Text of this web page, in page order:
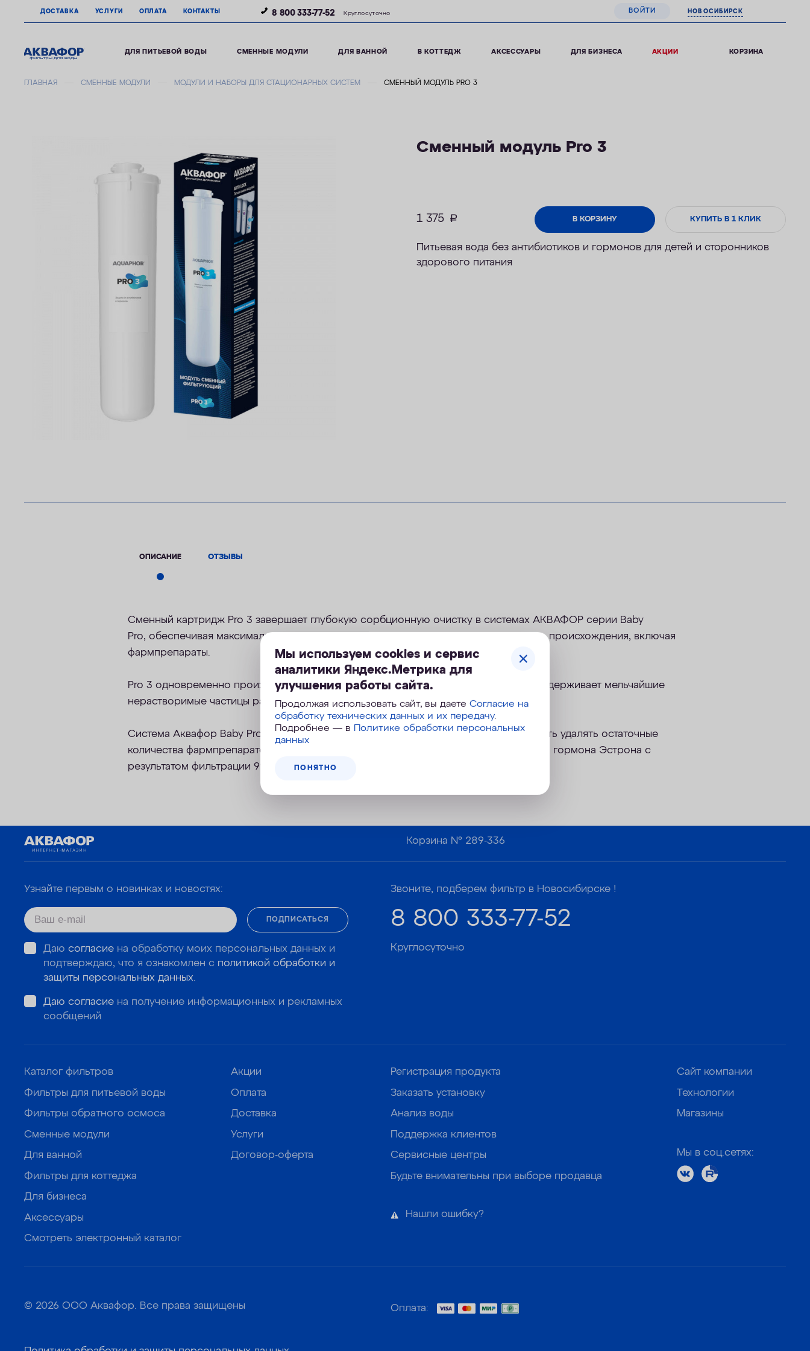
ДОСТАВКА УСЛУГИ ОПЛАТА КОНТАКТЫ 8 800 333-77-52 Круглосуточно ВОЙТИ НОВОСИБИРСК
ДЛЯ ПИТЬЕВОЙ ВОДЫ СМЕННЫЕ МОДУЛИ ДЛЯ ВАННОЙ В КОТТЕДЖ АКСЕССУАРЫ ДЛЯ БИЗНЕСА АКЦИИ КОРЗИНА
ГЛАВНАЯ СМЕННЫЕ МОДУЛИ МОДУЛИ И НАБОРЫ ДЛЯ СТАЦИОНАРНЫХ СИСТЕМ СМЕННЫЙ МОДУЛЬ PRO 3
Сменный модуль Pro 3
1 375 руб. В КОРЗИНУ КУПИТЬ В 1 КЛИК
Питьевая вода без антибиотиков и гормоновдля детей и сторонников
здорового питания
ОПИСАНИЕ ОТЗЫВЫ
Сменный картридж Pro 3 завершает глубокую сорбционную очистку в системах АКВАФОР серии Baby
Pro, обеспечивая максимальную защиту от токсинов и аллергенов антропогенного происхождения, включая
фармпрепараты.
Pro 3 одновременно производиттонкую фильтрацию от химических примесей и задерживает мельчайшие
нерастворимые частицы размером до 0,8 микрон.
Система Аквафор Baby Pro с картриджем Pro 3 была протестирована на способность удалять остаточные
количества фармпрепаратов на примере антибиотика Левомицетина и стероидного гормона Эстрона с
результатом фильтрации 99,9% и 99.8% соответственно.
Мы используем cookies и сервис
аналитики Яндекс.Метрика для
улучшения работы сайта.
Продолжая использовать сайт, вы даете Согласие на
обработку технических данных и их передачу.
Подробнее — в
Политике обработки персональных
данных
ПОНЯТНО
Корзина № 289-336
Узнайте первым о новинках и новостях:
ПОДПИСАТЬСЯ
Даю согласиена обработку моих персональных данных и
подтверждаю, что я ознакомлен с политикой обработки и
защиты персональных данных.
Даю согласиена получение информационных и рекламных
сообщений
Звоните, подберем фильтр в Новосибирске !
8 800 333-77-52
Круглосуточно
Каталог фильтров
Фильтры для питьевой воды
Фильтры обратного осмоса
Сменные модули
Для ванной
Фильтры для коттеджа
Для бизнеса
Аксессуары
Смотреть электронный каталог
Акции
Оплата
Доставка
Услуги
Договор-оферта
Регистрация продукта
Заказать установку
Анализ воды
Поддержка клиентов
Сервисные центры
Будьте внимательны при выборе продавца
Нашли ошибку?
Сайт компании
Технологии
Магазины
Мы в соц.сетях:
© 2026 ООО Аквафор. Все права защищены Оплата: